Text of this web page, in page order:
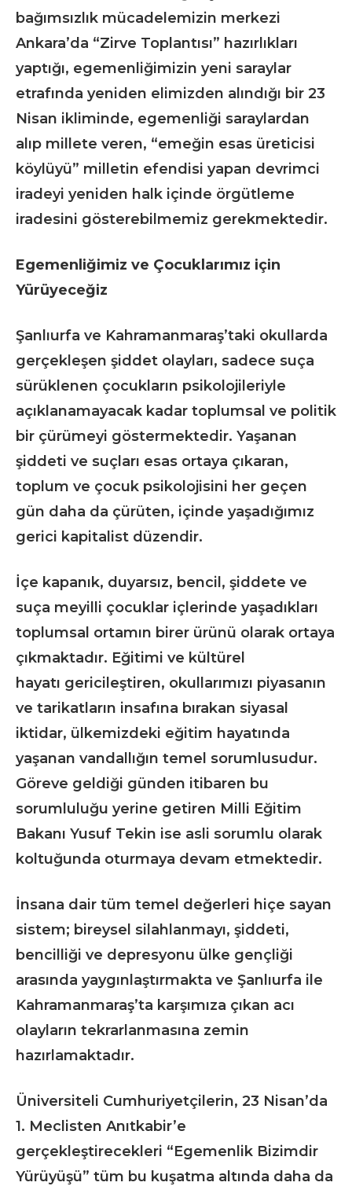
bağımsızlık mücadelemizin merkezi
Ankara’da “Zirve Toplantısı” hazırlıkları
yaptığı, egemenliğimizin yeni saraylar
etrafında yeniden elimizden alındığı bir 23
Nisan ikliminde, egemenliği saraylardan
alıp millete veren, “emeğin esas üreticisi
köylüyü” milletin efendisi yapan devrimci
iradeyi yeniden halk içinde örgütleme
iradesini gösterebilmemiz gerekmektedir.
Egemenliğimiz ve Çocuklarımız için
Yürüyeceğiz
Şanlıurfa ve Kahramanmaraş’taki okullarda
gerçekleşen şiddet olayları, sadece suça
sürüklenen çocukların psikolojileriyle
açıklanamayacak kadar toplumsal ve politik
bir çürümeyi göstermektedir. Yaşanan
şiddeti ve suçları esas ortaya çıkaran,
toplum ve çocuk psikolojisini her geçen
gün daha da çürüten, içinde yaşadığımız
gerici kapitalist düzendir.
İçe kapanık, duyarsız, bencil, şiddete ve
suça meyilli çocuklar içlerinde yaşadıkları
toplumsal ortamın birer ürünü olarak ortaya
çıkmaktadır. Eğitimi ve kültürel
hayatı gericileştiren, okullarımızı piyasanın
ve tarikatların insafına bırakan siyasal
iktidar, ülkemizdeki eğitim hayatında
yaşanan vandallığın temel sorumlusudur.
Göreve geldiği günden itibaren bu
sorumluluğu yerine getiren Milli Eğitim
Bakanı Yusuf Tekin ise asli sorumlu olarak
koltuğunda oturmaya devam etmektedir.
İnsana dair tüm temel değerleri hiçe sayan
sistem; bireysel silahlanmayı, şiddeti,
bencilliği ve depresyonu ülke gençliği
arasında yaygınlaştırmakta ve Şanlıurfa ile
Kahramanmaraş’ta karşımıza çıkan acı
olayların tekrarlanmasına zemin
hazırlamaktadır.
Üniversiteli Cumhuriyetçilerin, 23 Nisan’da
1. Meclisten Anıtkabir’e
gerçekleştirecekleri “Egemenlik Bizimdir
Yürüyüşü” tüm bu kuşatma altında daha da